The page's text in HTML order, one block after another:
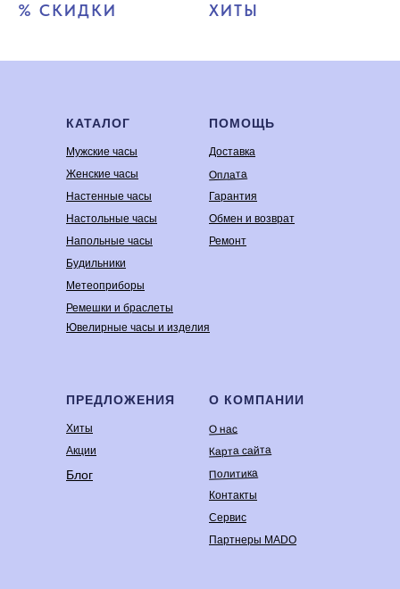
% СКИДКИ ХИТЫ
КАТАЛОГ
Мужские часы
Женские часы
Настенные часы
Настольные часы
Напольные часы
Будильники
Метеоприборы
Ремешки и браслеты
Ювелирные часы и изделия
ПРЕДЛОЖЕНИЯ
Хиты
Акции
Блог
ПОМОЩЬ
Доставка
Оплата
Гарантия
Обмен и возврат
Ремонт
О КОМПАНИИ
О нас
Карта сайта
Политика
Контакты
Сервис
Партнеры MADO